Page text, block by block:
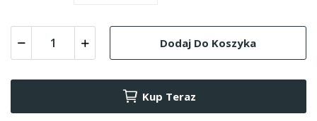
Dodaj Do Koszyka
Kup Teraz